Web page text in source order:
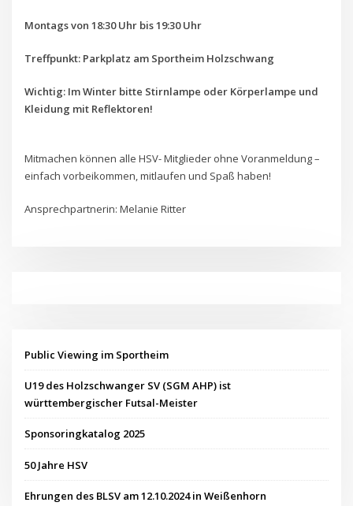
Montags von 18:30 Uhr bis 19:30 Uhr
Treffpunkt: Parkplatz am Sportheim Holzschwang
Wichtig: Im Winter bitte Stirnlampe oder Körperlampe und
Kleidung mit Reflektoren!
Mitmachen können alle HSV- Mitglieder ohne Voranmeldung –
einfach vorbeikommen, mitlaufen und Spaß haben!
Ansprechpartnerin: Melanie Ritter
Public Viewing im Sportheim
U19 des Holzschwanger SV (SGM AHP) ist
württembergischer Futsal-Meister
Sponsoringkatalog 2025
50 Jahre HSV
Ehrungen des BLSV am 12.10.2024 in Weißenhorn